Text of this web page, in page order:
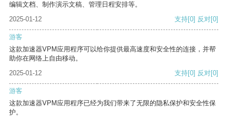
编辑文档、制作演示文稿、管理日程安排等。
2025-01-12
支持[0] 反对[0]
游客
这款加速器VPM应用程序可以给你提供最高速度和安全性的连接，并帮
助你在网络上自由移动。
2025-01-12
支持[0] 反对[0]
游客
这款加速器VPM应用程序已经为我们带来了无限的隐私保护和安全性保
护。